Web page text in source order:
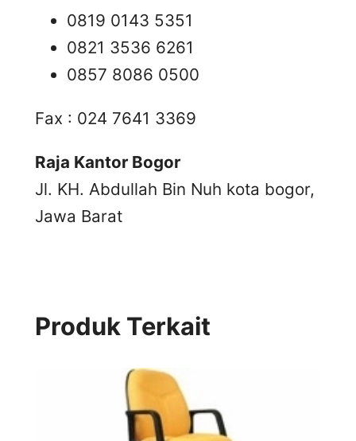
0819 0143 5351
0821 3536 6261
0857 8086 0500
Fax : 024 7641 3369
Raja Kantor Bogor
Jl. KH. Abdullah Bin Nuh kota bogor,
Jawa Barat
Produk Terkait